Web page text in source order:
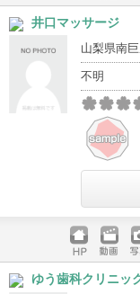
ホームペ
ージ
動画
井口マッサージ
山梨県南
不明
ホームペ
ージ
動画
ゆう歯科クリニッ